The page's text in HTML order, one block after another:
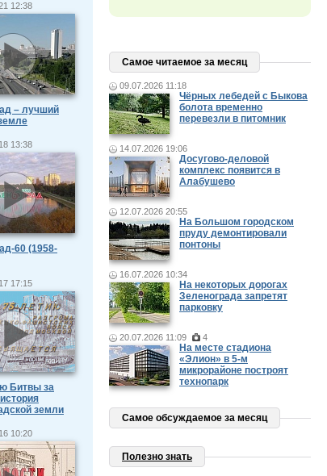
12:38
– лучший
13:38
60 (1958-
17:15
Битвы за
земли
10:20
Самое читаемое за месяц
09.07.2026 11:18
Чёрных лебедей с Быкова
болота временно
перевезли в питомник
14.07.2026 19:06
Досугово-деловой
комплекс появится в
Алабушево
12.07.2026 20:55
На Большом городском
пруду демонтировали
понтоны
16.07.2026 10:34
На некоторых дорогах
Зеленограда запретят
парковку
20.07.2026 11:09 4
На месте стадиона
«Элион» в 5-м
микрорайоне построят
технопарк
Самое обсуждаемое за месяц
Полезно знать